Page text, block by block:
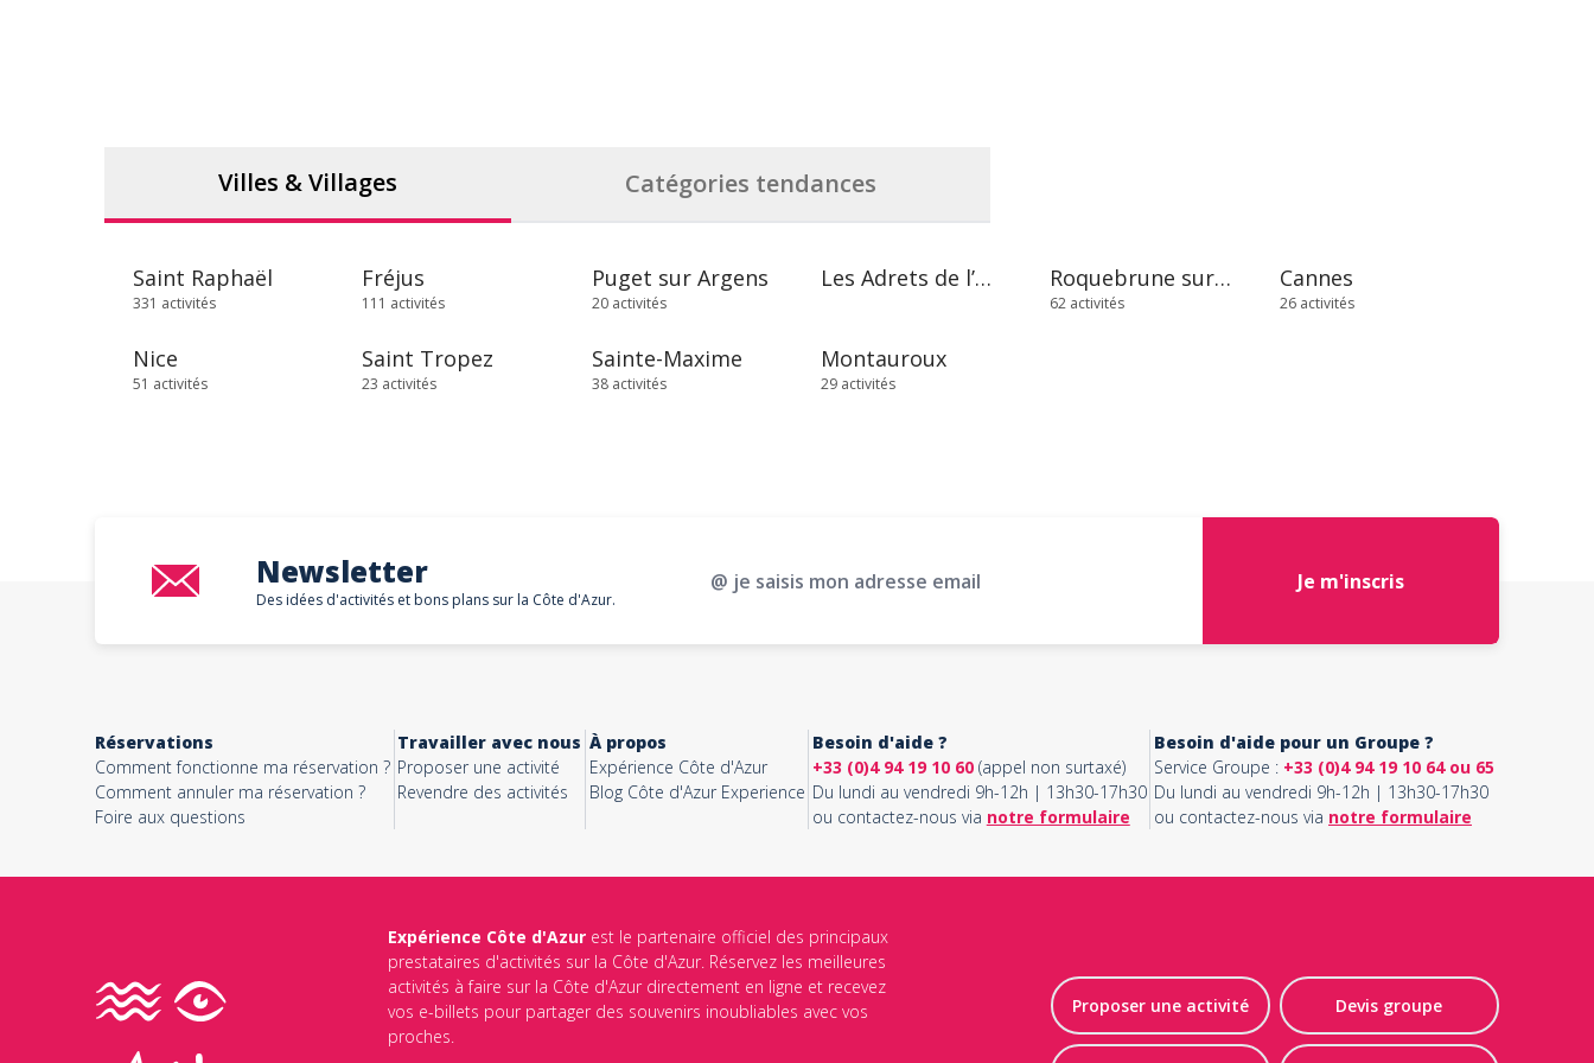
Villes & Villages Catégories tendances
Saint Raphaël
331 activités
Fréjus
111 activités
Puget sur Argens
20 activités
Les Adrets de l’Estérel Roquebrune sur Argens
62 activités
Cannes
26 activités
Nice
51 activités
Saint Tropez
23 activités
Sainte-Maxime
38 activités
Montauroux
29 activités
Newsletter
Des idées d'activités et bons plans sur la Côte d'Azur.
@ je saisis mon adresse email Je m'inscris
Réservations
Comment fonctionne ma réservation ?
Comment annuler ma réservation ?
Foire aux questions
Travailler avec nous
Proposer une activité
Revendre des activités
À propos
Expérience Côte d'Azur
Blog Côte d'Azur Experience
Besoin d'aide ?
+33 (0)4 94 19 10 60(appel non surtaxé)
Du lundi au vendredi 9h-12h | 13h30-17h30
ou contactez-nous via notre formulaire
Besoin d'aide pour un Groupe ?
Service Groupe : +33 (0)4 94 19 10 64 ou 65
Du lundi au vendredi 9h-12h | 13h30-17h30
ou contactez-nous via notre formulaire
Expérience Côte d'Azurest le partenaire officiel des principaux
prestataires d'activités sur la Côte d'Azur. Réservez les meilleures
activités à faire sur la Côte d'Azur directement en ligne et recevez
vos e-billets pour partager des souvenirs inoubliables avec vos
proches.
Proposer une activité Devis groupe